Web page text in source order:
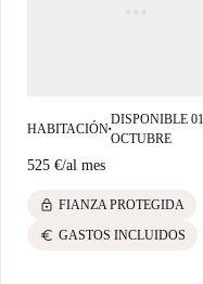
HABITACIÓN■
DISPONIBLE 01
OCTUBRE
525 €/al mes
lock FIANZA PROTEGIDA
euro GASTOS INCLUIDOS